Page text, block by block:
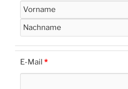
E-Mail *